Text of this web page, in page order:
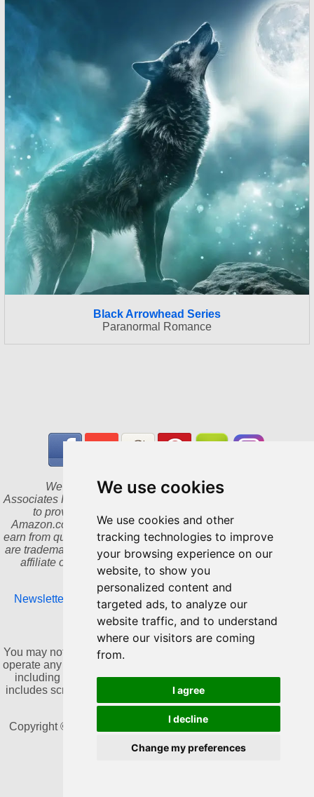
We use cookies
We use cookies and other
tracking technologies to improve
your browsing experience on our
website, to show you
personalized content and
targeted ads, to analyze our
website traffic, and to understand
where our visitors are coming
from.
I agree
I decline
Change my preferences
Black Arrowhead Series
Paranormal Romance
We are a participant in the Amazon Services LLC
Associates Program, an affiliate advertising program designed
to provide a means for us to earn fees by linking to
Amazon.com and affiliated sites. As an Amazon Associate I
earn from qualifying purchases. Amazon and the Amazon logo
are trademarks of Amazon.com, Inc. or its affiliates. We are an
affiliate of Bookshop.org and will earn a commission for
qualifying purchases.
Newsletter
Update cookies preferences
Contact
NO AI TRAINING:
You may not use this website or its content to train, develop, or
operate any artificial intelligence or machine learning systems,
including generative AI, without prior written consent. This
includes scraping, copying, or collecting content for AI-related
datasets.
Copyright © 2011-2026 by Dannika Dark. All rights reserved